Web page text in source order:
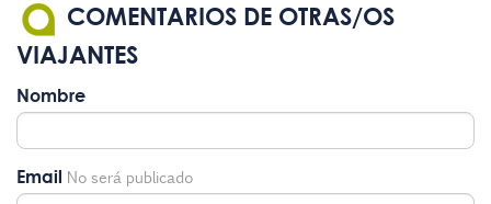
COMENTARIOS DE OTRAS/OS
VIAJANTES
Nombre
Email No será publicado